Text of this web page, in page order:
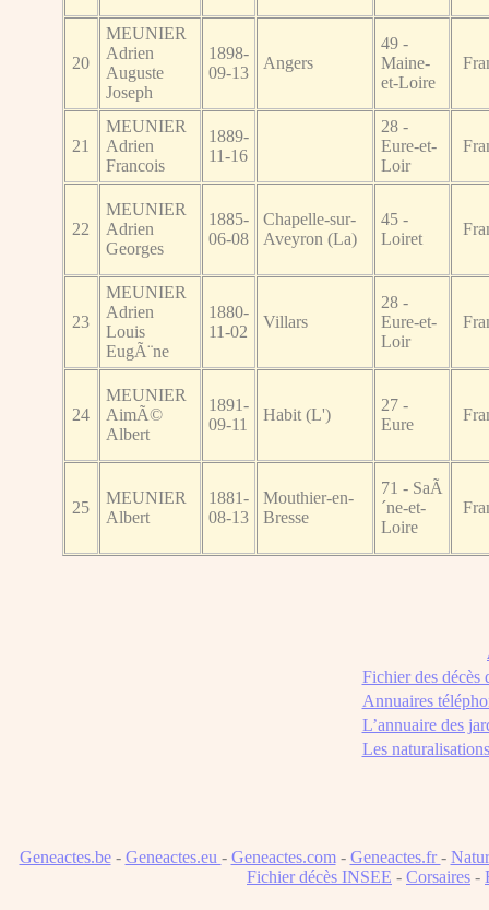
20
MEUNIER
Adrien
Auguste
Joseph
1898-
09-13
Angers
49 -
Maine-
et-Loire
21
MEUNIER
Adrien
Francois
1889-
11-16
28 -
Eure-et-
Loir
22
MEUNIER
Adrien
Georges
1885-
06-08
Chapelle-sur-
Aveyron (La)
45 -
Loiret
23
MEUNIER
Adrien
Louis
EugÃ¨ne
1880-
11-02
Villars
28 -
Eure-et-
Loir
24
MEUNIER
AimÃ©
Albert
1891-
09-11
Habit (L')
27 -
Eure
25
MEUNIER
Albert
1881-
08-13
Mouthier-en-
Bresse
71 - SaÃ
´ne-et-
Loire
Fichier des décès
Annuaires
L’annuaire des
Les
Geneactes.be- Geneactes.eu - Geneactes.com- Geneactes.fr -
Fichier décès INSEE - Corsaires -